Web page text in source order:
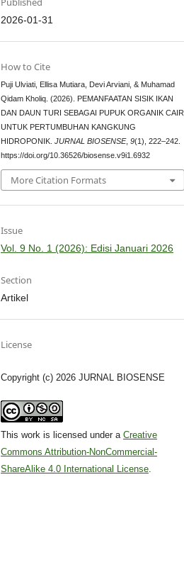
2026-01-31
How to Cite
Puji Ulviati, Ellisa Mutiara, Devi Arviani, & Muhamad
Qidam Kholiq. (2026). PEMANFAATAN SISIK IKAN
DAN DAUN TURI SEBAGAI PUPUK ORGANIK CAIR
UNTUK PERTUMBUHAN KANGKUNG
HIDROPONIK.JURNAL BIOSENSE,9(1), 222–242.
https://doi.org/10.36526/biosense.v9i1.6932
More Citation Formats
Issue
Vol. 9 No. 1 (2026): Edisi Januari 2026
Section
Artikel
License
Copyright (c) 2026 JURNAL BIOSENSE
This work is licensed under aCreative
Commons Attribution-NonCommercial-
ShareAlike 4.0 International License.